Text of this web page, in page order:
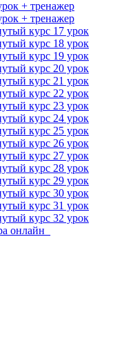
+ тренажер
+ тренажер
курс 17 урок
курс 18 урок
курс 19 урок
курс 20 урок
курс 21 урок
курс 22 урок
курс 23 урок
курс 24 урок
курс 25 урок
курс 26 урок
курс 27 урок
курс 28 урок
курс 29 урок
курс 30 урок
курс 31 урок
курс 32 урок
онлайн_